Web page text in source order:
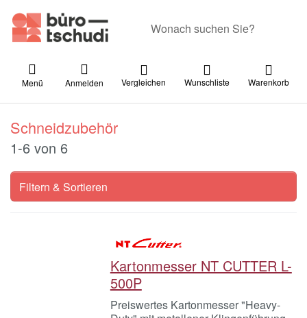
Menü Anmelden Vergleichen Wunschliste Warenkorb
Schneidzubehör
Suchergebnisse:
1-6 von 6
Filtern & Sortieren
Kartonmesser NT CUTTER L-
500P
Preiswertes Kartonmesser "Heavy-